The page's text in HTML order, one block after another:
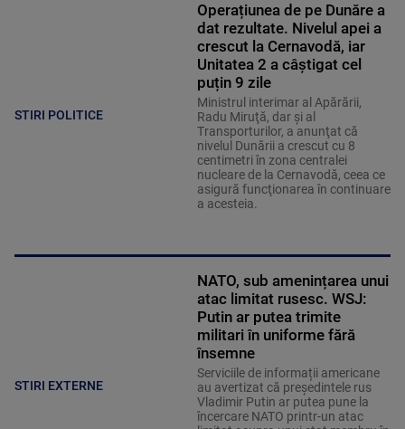
STIRI POLITICE
Operațiunea de pe Dunăre a
dat rezultate. Nivelul apei a
crescut la Cernavodă, iar
Unitatea 2 a câștigat cel
puțin 9 zile
Ministrul interimar al Apărării,
Radu Miruţă, dar şi al
Transporturilor, a anunţat că
nivelul Dunării a crescut cu 8
centimetri în zona centralei
nucleare de la Cernavodă, ceea ce
asigură funcţionarea în continuare
a acesteia.
STIRI EXTERNE
NATO, sub amenințarea unui
atac limitat rusesc. WSJ:
Putin ar putea trimite
militari în uniforme fără
însemne
Serviciile de informații americane
au avertizat că președintele rus
Vladimir Putin ar putea pune la
încercare NATO printr-un atac